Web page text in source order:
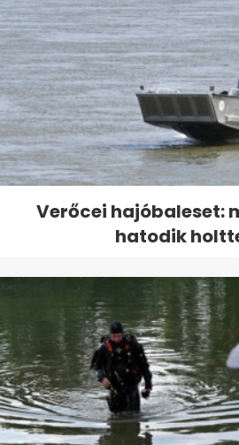
Verőcei hajóbaleset:
hatodik